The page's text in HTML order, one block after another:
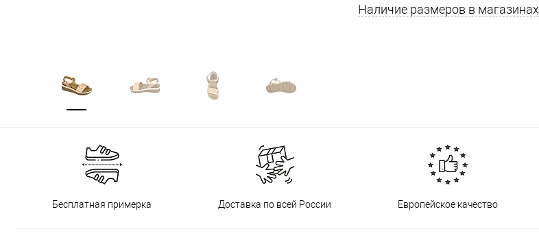
Наличие размеров в магазинах
Бесплатная примерка Доставка по всей России Европейское качество